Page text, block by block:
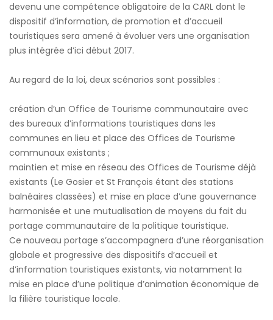
devenu une compétence obligatoire de la CARL dont le
dispositif d’information, de promotion et d’accueil
touristiques sera amené à évoluer vers une organisation
plus intégrée d’ici début 2017.
Au regard de la loi, deux scénarios sont possibles :
création d’un Office de Tourisme communautaire avec
des bureaux d’informations touristiques dans les
communes en lieu et place des Offices de Tourisme
communaux existants ;
maintien et mise en réseau des Offices de Tourisme déjà
existants (Le Gosier et St François étant des stations
balnéaires classées) et mise en place d’une gouvernance
harmonisée et une mutualisation de moyens du fait du
portage communautaire de la politique touristique.
Ce nouveau portage s’accompagnera d’une réorganisation
globale et progressive des dispositifs d’accueil et
d’information touristiques existants, via notamment la
mise en place d’une politique d’animation économique de
la filière touristique locale.